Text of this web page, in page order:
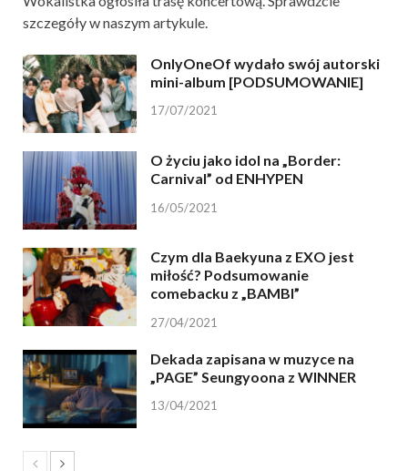
szczegóły w naszym artykule.
OnlyOneOf wydało swój autorski
mini-album [PODSUMOWANIE]
17/07/2021
O życiu jako idol na „Border:
Carnival” od ENHYPEN
16/05/2021
Czym dla Baekyuna z EXO jest
miłość? Podsumowanie
comebacku z „BAMBI”
27/04/2021
Dekada zapisana w muzyce na
„PAGE” Seungyoona z WINNER
13/04/2021